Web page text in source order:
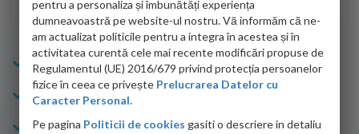
Info Bagno
Cumparaturi
Suport clienti
pentru a personaliza și îmbunătăți experiența
dumneavoastră pe website-ul nostru. Vă informăm că ne-
am actualizat politicile pentru a integra în acestea și în
activitatea curentă cele mai recente modificări propuse de
Regulamentul (UE) 2016/679 privind protecția persoanelor
fizice în ceea ce privește Prelucrarea Datelor cu
Caracter Personal.
Pe pagina Politicii de cookies gasiti o descriere in detaliu